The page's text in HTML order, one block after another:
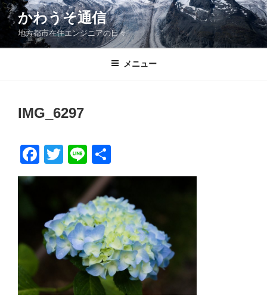
コ
ン
ン
かわうそ通信
地方都市在住エンジニアの日々
メニュー
IMG_6297
F
a
b
o
o
k
T
wi
er
Li
n
e
有